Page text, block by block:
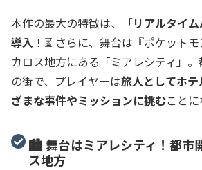
本作の最大の特徴は、
「リアルタイ
導入 ！⏳ さらに、舞台は『ポケット
カロス地方にある「ミアレシティ」
の街で、プレイヤーは旅人としてホ
ざまな事件やミッションに挑むこと
🏙️ 舞台はミアレシティ！都市
ス地方